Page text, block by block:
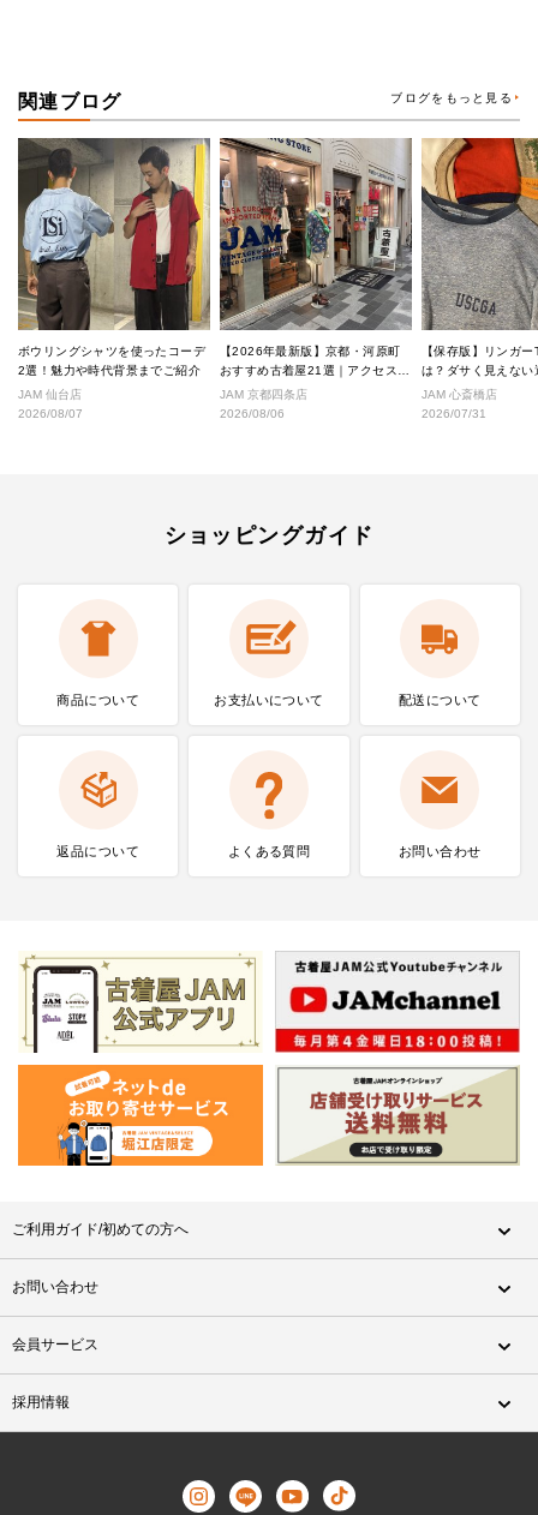
関連ブログ ブログをもっと見る
ボウリングシャツを使ったコーデ
2選！魅力や時代背景までご紹介
JAM 仙台店
2026/08/07
【2026年最新版】京都・河原町
おすすめ古着屋21選｜アクセス良
好な絶対行くべきショップ厳選！
JAM 京都四条店
2026/08/06
【保存版】リンガ
は？ダサく見えない
なし完全ガイド
JAM 心斎橋店
2026/07/31
ショッピングガイド
商品について お支払いについて 配送について
返品について よくある質問 お問い合わせ
ご利用ガイド/初めての方へ
お問い合わせ
会員サービス
採用情報